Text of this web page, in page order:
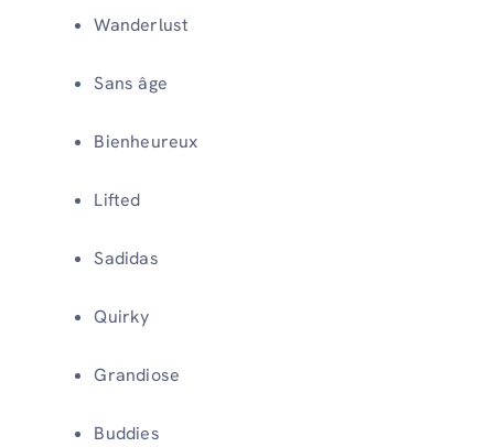
Wanderlust
Sans âge
Bienheureux
Lifted
Sadidas
Quirky
Grandiose
Buddies